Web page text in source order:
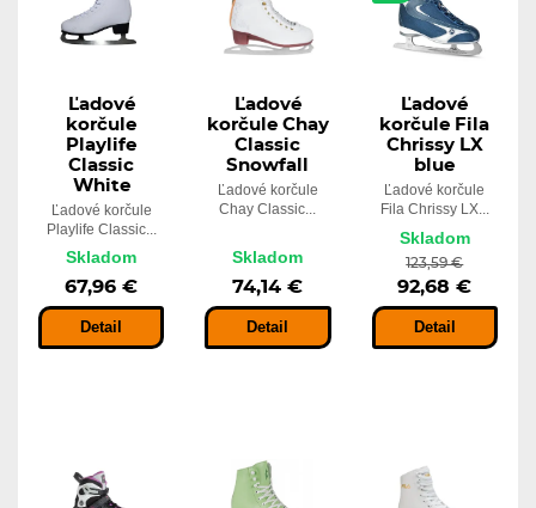
Ľadové
korčule
Playlife
Classic
White
Ľadové korčule
Playlife Classic...
Skladom
67,96 €
Detail
Ľadové
korčule Chay
Classic
Snowfall
Ľadové korčule
Chay Classic...
Skladom
74,14 €
Detail
Ľadové
korčule Fila
Chrissy LX
blue
Ľadové korčule
Fila Chrissy LX...
Skladom
123,59 €
92,68 €
Detail